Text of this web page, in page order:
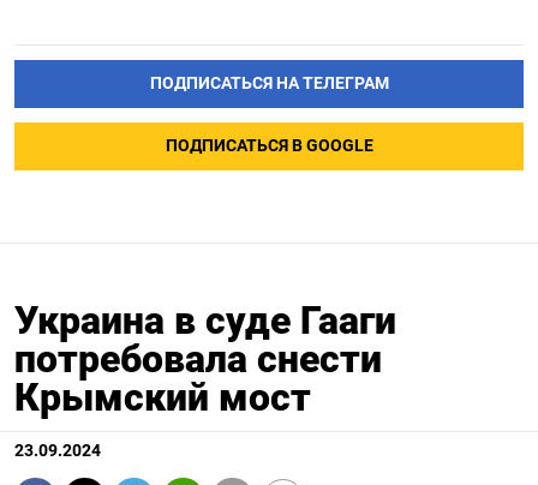
ПОДПИСАТЬСЯ НА ТЕЛЕГРАМ
ПОДПИСАТЬСЯ В GOOGLE
Украина в суде Гааги
потребовала снести
Крымский мост
23.09.2024